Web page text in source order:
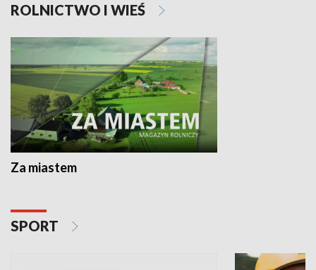
ROLNICTWO I WIEŚ
Za miastem
SPORT